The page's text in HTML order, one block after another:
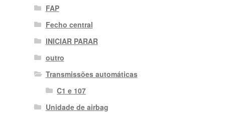
FAP
Fecho central
INICIAR PARAR
outro
Transmissões automáticas
C1 e 107
Unidade de airbag